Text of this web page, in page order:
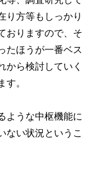
り方等もしっかり
おりますので、そ
たほうが一番ベス
から検討していく
す。
ような中枢機能に
ない状況というこ